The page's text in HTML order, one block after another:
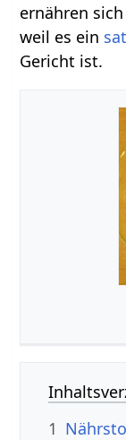
ernähren
weil es ein
Gericht ist.
1